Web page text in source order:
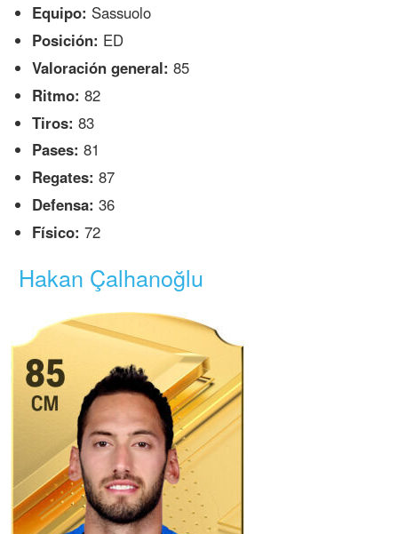
Equipo: Sassuolo
Posición: ED
Valoración general: 85
Ritmo: 82
Tiros: 83
Pases: 81
Regates: 87
Defensa: 36
Físico: 72
Hakan Çalhanoğlu